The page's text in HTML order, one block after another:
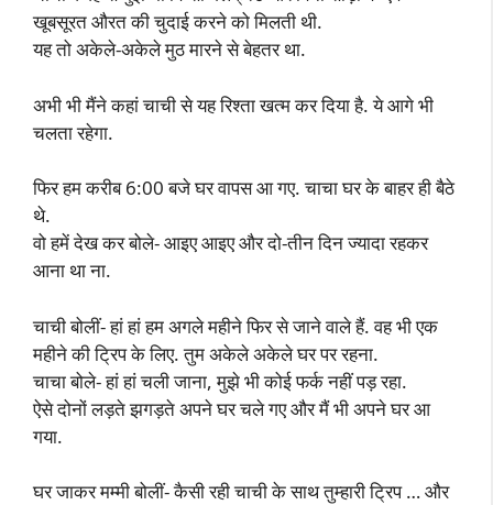
खूबसूरत औरत की चुदाई करने को मिलती थी.
यह तो अकेले-अकेले मुठ मारने से बेहतर था.
अभी भी मैंने कहां चाची से यह रिश्ता खत्म कर दिया है. ये आगे भी
चलता रहेगा.
फिर हम करीब 6:00 बजे घर वापस आ गए. चाचा घर के बाहर ही बैठे
थे.
वो हमें देख कर बोले- आइए आइए और दो-तीन दिन ज्यादा रहकर
आना था ना.
चाची बोलीं- हां हां हम अगले महीने फिर से जाने वाले हैं. वह भी एक
महीने की ट्रिप के लिए. तुम अकेले अकेले घर पर रहना.
चाचा बोले- हां हां चली जाना, मुझे भी कोई फर्क नहीं पड़ रहा.
ऐसे दोनों लड़ते झगड़ते अपने घर चले गए और मैं भी अपने घर आ
गया.
घर जाकर मम्मी बोलीं- कैसी रही चाची के साथ तुम्हारी ट्रिप … और